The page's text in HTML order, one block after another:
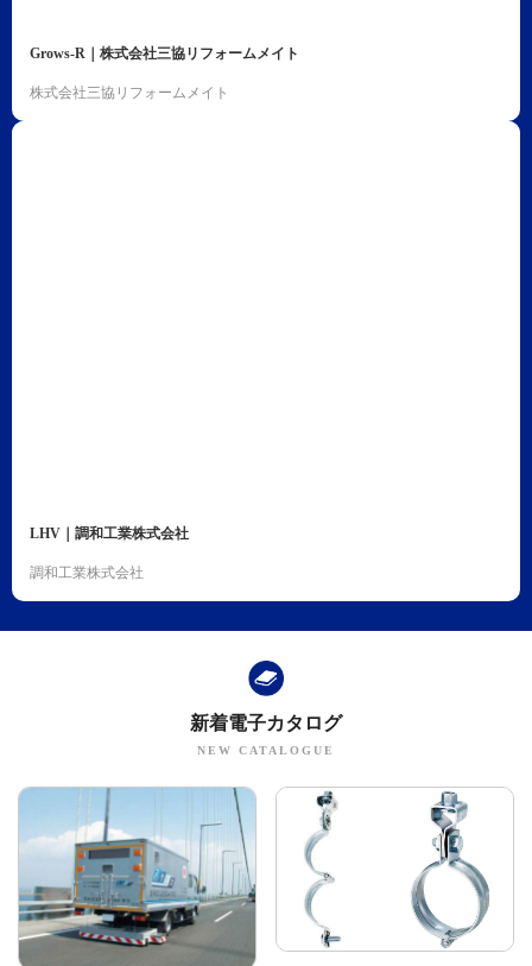
Grows-R｜株式会社三協リフォームメイト
株式会社三協リフォームメイト
LHV｜調和工業株式会社
調和工業株式会社
新着電子カタログ